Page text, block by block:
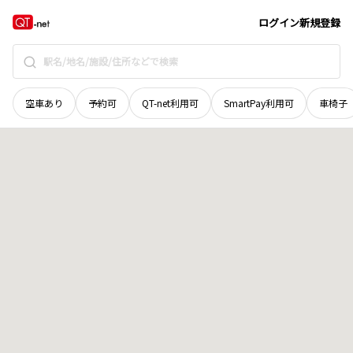
ログイン新規登録
空車あり 予約可 QT-net利用可 SmartPay利用可 車椅子
茨城県